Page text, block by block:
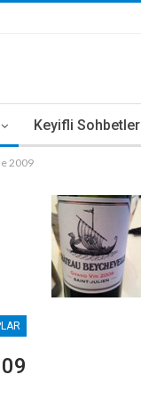
Keyifli Sohbetler
2009